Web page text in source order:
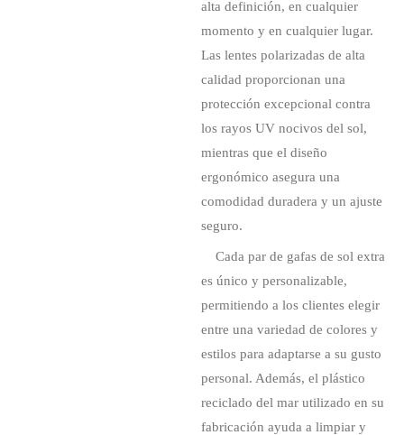
alta definición, en cualquier
momento y en cualquier lugar.
Las lentes polarizadas de alta
calidad proporcionan una
protección excepcional contra
los rayos UV nocivos del sol,
mientras que el diseño
ergonómico asegura una
comodidad duradera y un ajuste
seguro.
Cada par de gafas de sol extra
es único y personalizable,
permitiendo a los clientes elegir
entre una variedad de colores y
estilos para adaptarse a su gusto
personal. Además, el plástico
reciclado del mar utilizado en su
fabricación ayuda a limpiar y